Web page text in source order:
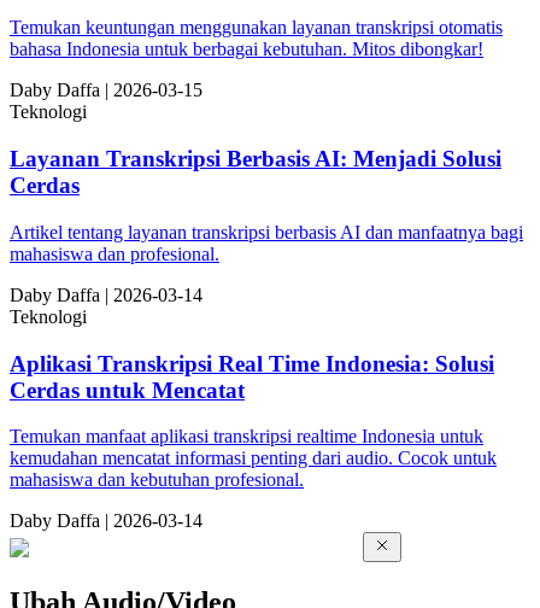
Temukan keuntungan menggunakan layanan transkripsi otomatis
bahasa Indonesia untuk berbagai kebutuhan. Mitos dibongkar!
Daby Daffa
2026-03-15
Teknologi
Layanan Transkripsi Berbasis AI: Menjadi Solusi
Cerdas
Artikel tentang layanan transkripsi berbasis AI dan manfaatnya bagi
mahasiswa dan profesional.
Daby Daffa | 2026-03-14
Teknologi
Aplikasi Transkripsi Real Time Indonesia: Solusi
Cerdas untuk Mencatat
Temukan manfaat aplikasi transkripsi realtime Indonesia untuk
kemudahan mencatat informasi penting dari audio. Cocok untuk
mahasiswa dan kebutuhan profesional.
Daby Daffa | 2026-03-14